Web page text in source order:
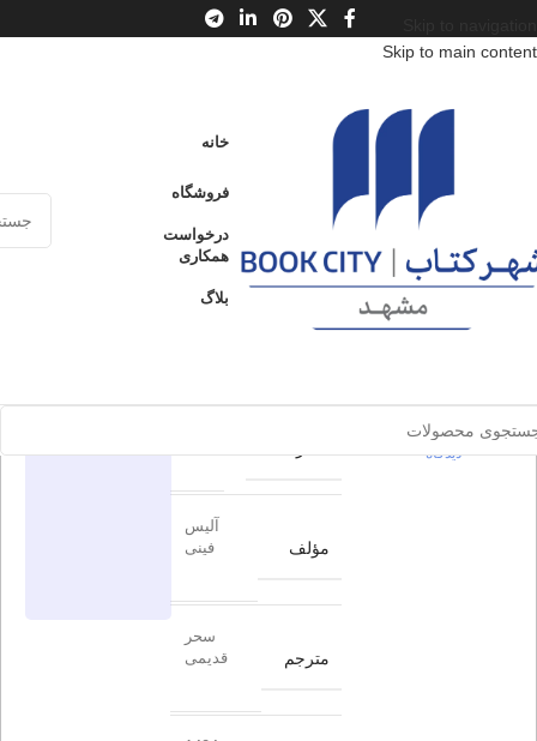
Skip to main content
خانه
فروشگاه
درخواست
همکاری
بلاگ
محصولات / کتاب بزرگسال
فروخته شده
0 بدون
دیدگاه
سنگ، کاغذ،
قیچی
مؤلف
آلیس
فینی
مترجم
سحر
قدیمی